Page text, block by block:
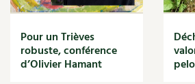
Légumineuse
Maïs doux
Maison saine
Pour un Trièves
robuste, conférence
d’Olivier Hamant